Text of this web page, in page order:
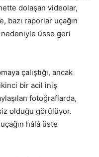
dolaşan videolar,
bazı raporlar uçağın
nedeniyle üsse geri
çalıştığı, ancak
bir acil iniş
fotoğraflarda,
olduğu görülüyor.
hâlâ üste